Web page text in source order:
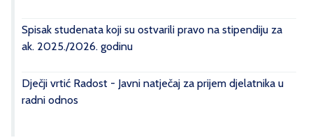
Spisak studenata koji su ostvarili pravo na stipendiju za
ak. 2025./2026. godinu
Dječji vrtić Radost - Javni natječaj za prijem djelatnika u
radni odnos